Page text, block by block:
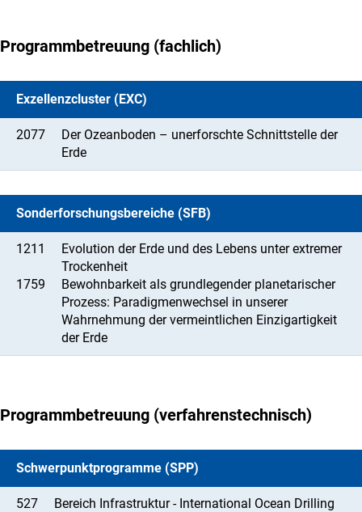
Programmbetreuung (fachlich)
Exzellenzcluster (EXC)
2077
Der Ozeanboden – unerforschte Schnittstelle der
Erde
Sonderforschungsbereiche (SFB)
1211
Evolution der Erde und des Lebens unter extremer
Trockenheit
1759
Bewohnbarkeit als grundlegender planetarischer
Prozess: Paradigmenwechsel in unserer
Wahrnehmung der vermeintlichen Einzigartigkeit
der Erde
Programmbetreuung (verfahrenstechnisch)
Schwerpunktprogramme (SPP)
527
Bereich Infrastruktur - International Ocean Drilling